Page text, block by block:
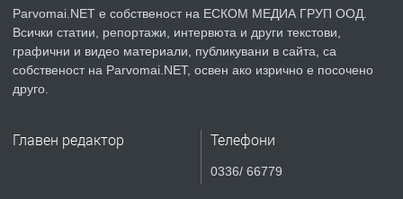
преди 1 година
ПРЕДЛАГА Уроци по Математика
Parvomai.NET е собственост на ЕСКОМ МЕДИА ГРУП ООД.
Всички статии, репортажи, интервюта и други текстови,
графични и видео материали, публикувани в сайта, са
собственост на Parvomai.NET, освен ако изрично е посочено
друго.
Главен редактор Телефони
0336/ 66779